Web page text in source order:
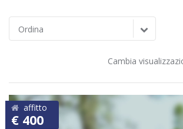
Ordina
Cambia
affitto
€ 400